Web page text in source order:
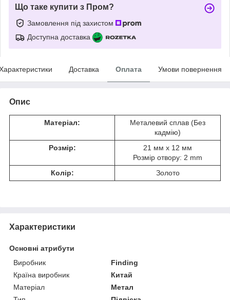
Що таке купити з Пром?
Замовлення під захистом
Доступна доставка
Доставка Оплата Умови повернення
Опис
Матеріал:
Металевий сплав (Без
кадмію)
Розмір:
21 мм x 12 мм
Розмір отвору: 2 mm
Колір:
Золото
Характеристики
Основні атрибути
Виробник
Finding
Країна виробник
Китай
Матеріал
Метал